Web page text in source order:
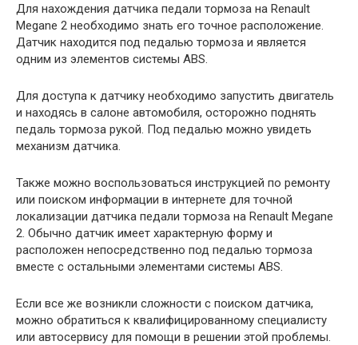
Для нахождения датчика педали тормоза на Renault
Megane 2 необходимо знать его точное расположение.
Датчик находится под педалью тормоза и является
одним из элементов системы ABS.
Для доступа к датчику необходимо запустить двигатель
и находясь в салоне автомобиля, осторожно поднять
педаль тормоза рукой. Под педалью можно увидеть
механизм датчика.
Также можно воспользоваться инструкцией по ремонту
или поиском информации в интернете для точной
локализации датчика педали тормоза на Renault Megane
2. Обычно датчик имеет характерную форму и
расположен непосредственно под педалью тормоза
вместе с остальными элементами системы ABS.
Если все же возникли сложности с поиском датчика,
можно обратиться к квалифицированному специалисту
или автосервису для помощи в решении этой проблемы.